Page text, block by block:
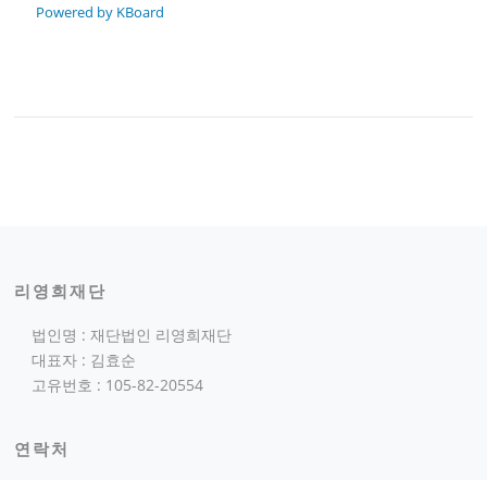
Powered by KBoard
리영희재단
법인명 : 재단법인 리영희재단
대표자 : 김효순
고유번호 : 105-82-20554
연락처